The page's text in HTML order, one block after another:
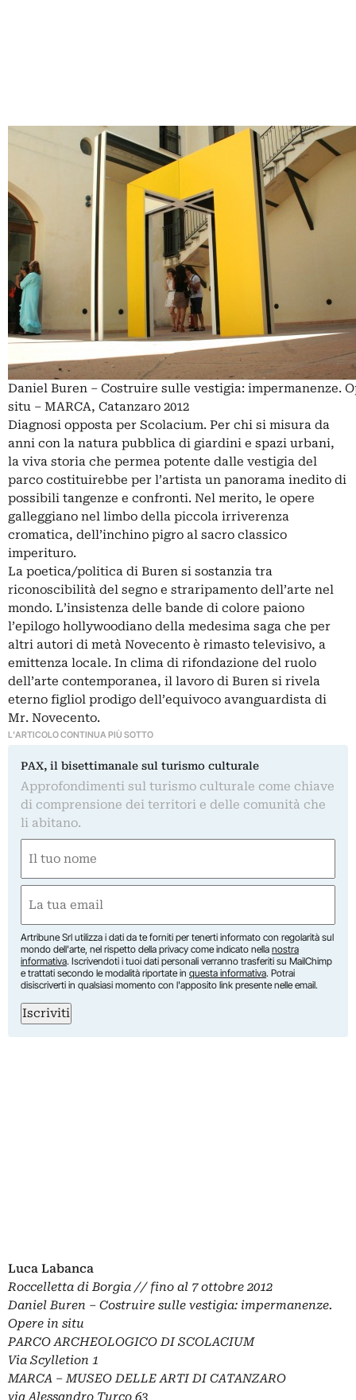
Daniel Buren – Costruire sulle vestigia: impermanenze.
situ – MARCA, Catanzaro 2012
Diagnosi opposta per Scolacium. Per chi si misura da
anni con la natura pubblica di giardini e spazi urbani,
la viva storia che permea potente dalle vestigia del
parco costituirebbe per l’artista un panorama inedito di
possibili tangenze e confronti. Nel merito, le opere
galleggiano nel limbo della piccola irriverenza
cromatica, dell’inchino pigro al sacro classico
imperituro.
La poetica/politica di Buren si sostanzia tra
riconoscibilità del segno e straripamento dell’arte nel
mondo. L’insistenza delle bande di colore paiono
l’epilogo hollywoodiano della medesima saga che per
altri autori di metà Novecento è rimasto televisivo, a
emittenza locale. In clima di rifondazione del ruolo
dell’arte contemporanea, il lavoro di Buren si rivela
eterno figliol prodigo dell’equivoco avanguardista di
Mr. Novecento.
L'ARTICOLO CONTINUA PIÙ SOTTO
PAX, il bisettimanale sul turismo culturale
Approfondimenti sul turismo culturale come chiave
di comprensione dei territori e delle comunità che
li abitano.
(Obbligatorio)
Nome
(Obbligatorio)
Artribune Srl utilizza i dati da te forniti per tenerti informato con regolarità sul
mondo dell'arte, nel rispetto della privacy come indicato nella nostra
informativa. Iscrivendoti i tuoi dati personali verranno trasferiti su MailChimp
e trattati secondo le modalità riportate in questa informativa. Potrai
disiscriverti in qualsiasi momento con l'apposito link presente nelle email.
Iscriviti
Luca Labanca
Roccelletta di Borgia // fino al 7 ottobre 2012
Daniel Buren – Costruire sulle vestigia: impermanenze.
Opere in situ
PARCO ARCHEOLOGICO DI SCOLACIUM
Via Scylletion 1
MARCA – MUSEO DELLE ARTI DI CATANZARO
via Alessandro Turco 63